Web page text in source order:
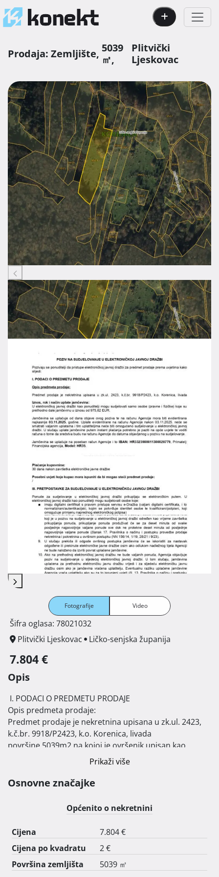
Prodaja: Zemljište, 5039
㎡,
Plitvički
Ljeskovac
Fotografije Video
Šifra oglasa: 78021032
Plitvički Ljeskovac
Ličko-senjska županija
7.804 €
Opis
Opis predmeta prodaje:
Predmet prodaje je nekretnina upisana u zk.ul. 2423,
k.č.br. 9918/P2423, k.o. Korenica, livada
površine 5039m2 na kojoj je ovršenik upisan kao
Način prodaje:
Za predmet prodaje provodi se prva elektronička javna
Prva elektronička javna dražba počinje 03.09.2025.g. u
15:00:00 sati.
Elektronička javna dražba završava 27.11.2025.g. u
13:59:59 sati.
Ponude se prikupljaju elektroničkim putem od
Prikaži više
Osnovne značajke
Općenito o nekretnini
Cijena
7.804 €
Cijena po kvadratu
2 €
Površina zemljišta
5039 ㎡